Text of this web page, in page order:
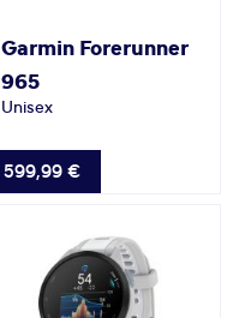
Garmin Forerunner
965
Unisex
599,99 €